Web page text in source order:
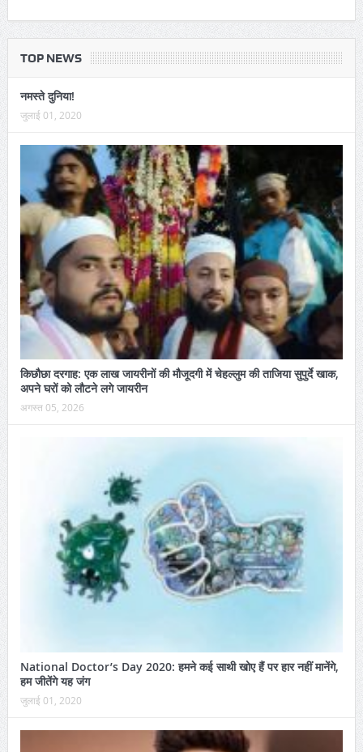
TOP NEWS
नमस्ते दुनिया!
जुलाई 01, 2020
किछौछा दरगाह: एक लाख जायरीनों की मौजूदगी में चेहल्लुम की ताजिया सुपुर्दे खाक,
अपने घरों को लौटने लगे जायरीन
अगस्त 05, 2026
National Doctor’s Day 2020: हमने कई साथी खोए हैं पर हार नहीं मानेंगे,
हम जीतेंगे यह जंग
जुलाई 01, 2020